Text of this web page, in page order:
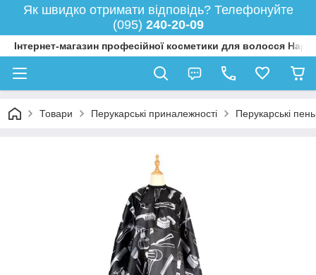
Як швидко отримати відповідь? Телефонуйте
(095) 240-20-09
Інтернет-магазин професійної косметики для волосся
Товари Перукарські приналежності Перукарські